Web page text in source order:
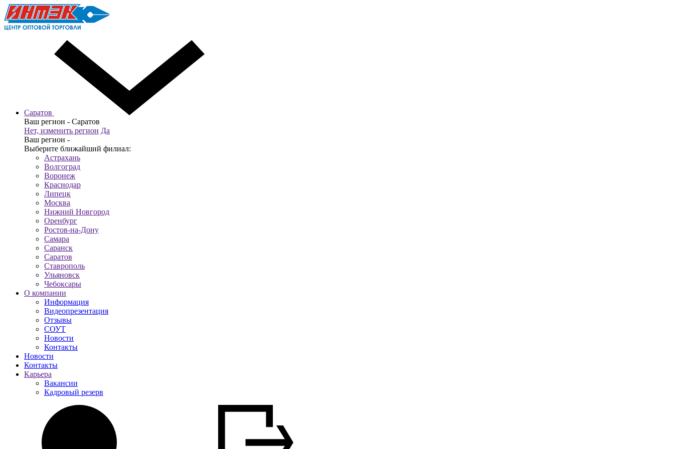
Саратов
Ваш регион - Саратов
Нет, изменить регион Да
Ваш регион -
Выберите ближайший филиал:
Астрахань
Волгоград
Воронеж
Краснодар
Липецк
Москва
Нижний Новгород
Оренбург
Ростов-на-Дону
Самара
Саранск
Саратов
Ставрополь
Ульяновск
Чебоксары
О компании
Информация
Видеопрезентация
Отзывы
СОУТ
Новости
Контакты
Новости
Контакты
Карьера
Вакансии
Кадровый резерв